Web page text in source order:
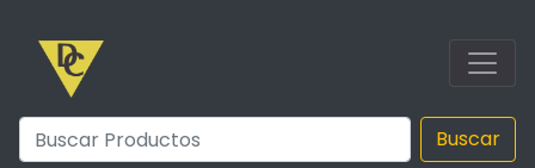
Buscar